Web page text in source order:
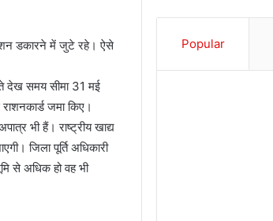
डकारने में जुटे रहे। ऐसे
देख समय सीमा 31 मई
जमा किए।
भी हैं। राष्ट्रीय खाद्य
जिला पूर्ति अधिकारी
से अधिक हो वह भी
Popular